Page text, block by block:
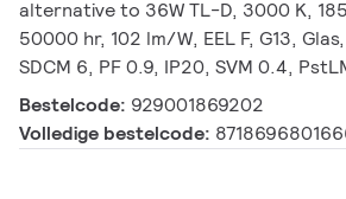
alternative to 36W TL-D, 3000 K,
50000 hr, 102 lm/W, EEL F, G13,
SDCM 6, PF 0.9, IP20, SVM 0.4,
Bestelcode: 929001869202
Volledige bestelcode: